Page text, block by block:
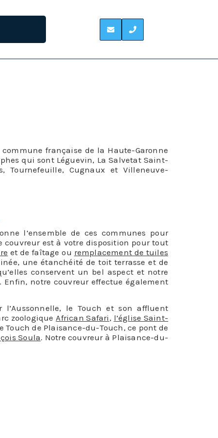
française de la Haute-Garonne
qui sont Léguevin, La Salvetat Saint-
Tournefeuille, Cugnaux et Villeneuve-
l’ensemble de ces communes pour
couvreur est à votre disposition pour tout
et de faîtage ou remplacement de tuiles
une étanchéité de toit terrasse et de
conservent un bel aspect et notre
notre couvreur effectue également
le Touch et son affluent
zoologiqueAfrican Safari , l’église Saint-
de Plaisance-du-Touch, ce pont de
Soula. Notre couvreur à Plaisance-du-